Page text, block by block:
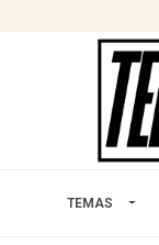
TEMAS